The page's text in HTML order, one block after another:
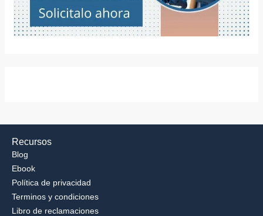
Recursos
Blog
Ebook
Política de privacidad
Terminos y condiciones
Libro de reclamaciones